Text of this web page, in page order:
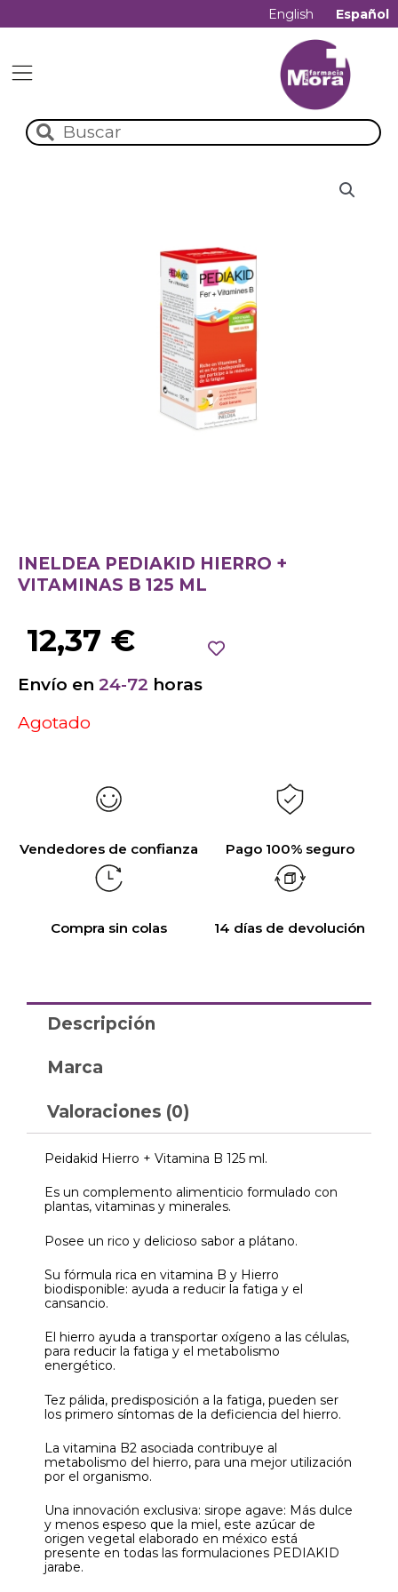
English Español
INELDEA PEDIAKID HIERRO +
VITAMINAS B 125 ML
12,37 €
Envío en 24-72 horas
Agotado
Vendedores de confianza Pago 100% seguro
Compra sin colas 14 días de devolución
Descripción
Marca
Valoraciones (0)
Peidakid Hierro + Vitamina B 125 ml.
Es un complemento alimenticio formulado con
plantas, vitaminas y minerales.
Posee un rico y delicioso sabor a plátano.
Su fórmula rica en vitamina B y Hierro
biodisponible: ayuda a reducir la fatiga y el
cansancio.
El hierro ayuda a transportar oxígeno a las células,
para reducir la fatiga y el metabolismo
energético.
Tez pálida, predisposición a la fatiga, pueden ser
los primero síntomas de la deficiencia del hierro.
La vitamina B2 asociada contribuye al
metabolismo del hierro, para una mejor utilización
por el organismo.
Una innovación exclusiva: sirope agave: Más dulce
y menos espeso que la miel, este azúcar de
origen vegetal elaborado en méxico está
presente en todas las formulaciones PEDIAKID
jarabe.